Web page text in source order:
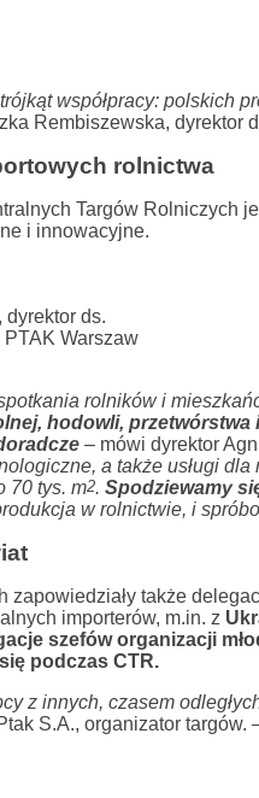
współpracy: polskich
Rembiszewska, dyrektor
rolnictwa
Targów Rolniczych
i innowacyjne.
ds.
Warszaw
rolników i
hodowli,
– mówi dyrektor
a także usługi
70 tys. m2. Spodziewamy
w rolnictwie, i
zapowiedziały także
importerów, m.in. z
szefów organizacji
podczas CTR.
z innych, czasem
S.A., organizator targów.